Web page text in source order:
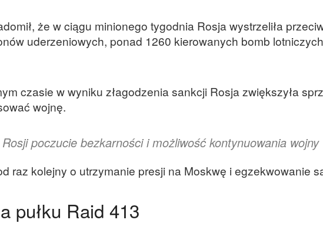
że w ciągu minionego tygodnia Rosja wystrzeliła
uderzeniowych, ponad 1260 kierowanych bomb
czasie w wyniku złagodzenia sankcji Rosja zwiększyła
wojnę.
poczucie bezkarności i możliwość kontynuowania wojny
raz kolejny o utrzymanie presji na Moskwę i egzekwowanie
pułku Raid 413